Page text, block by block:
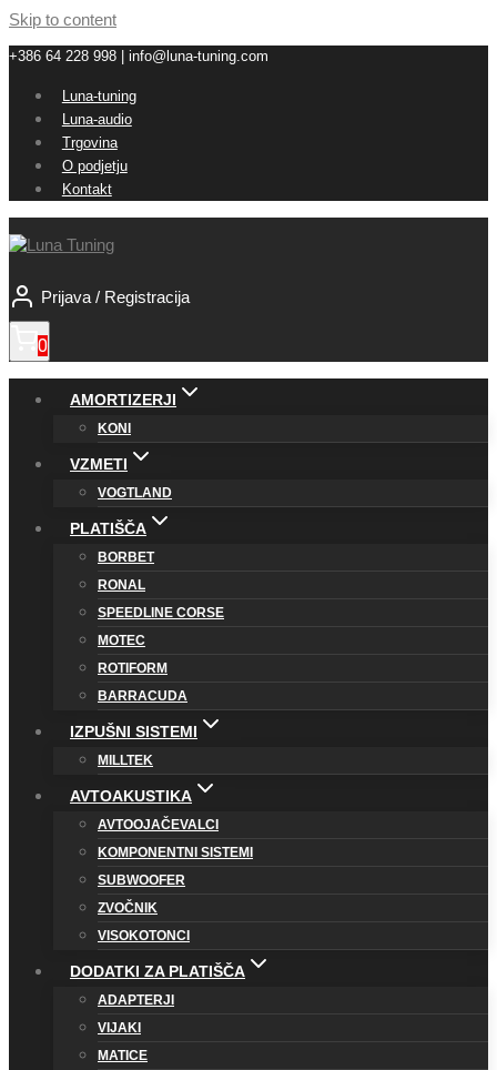
Skip to content
+386 64 228 998 | info@luna-tuning.com
Luna-tuning
Luna-audio
Trgovina
O podjetju
Kontakt
Prijava / Registracija
0
AMORTIZERJI
KONI
VZMETI
VOGTLAND
PLATIŠČA
BORBET
RONAL
SPEEDLINE CORSE
MOTEC
ROTIFORM
BARRACUDA
IZPUŠNI SISTEMI
MILLTEK
AVTOAKUSTIKA
AVTOOJAČEVALCI
KOMPONENTNI SISTEMI
SUBWOOFER
ZVOČNIK
VISOKOTONCI
DODATKI ZA PLATIŠČA
ADAPTERJI
VIJAKI
MATICE